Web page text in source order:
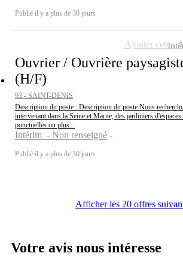
Publié il y a plus de 30 jours
Ouvrier / Ouvrière
(H/F)
93 - SAINT-DENIS
Description du poste : Description du poste Nous
intervenant dans la Seine et Marne, des jardiniers
ponctuelles ou plus...
Intérim - Non renseigné
Publié il y a plus de 30 jours
Ajouter cette
Afficher les 20 offres
Votre avis nous intéresse